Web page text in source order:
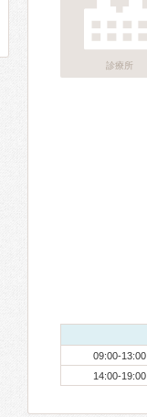
診療所
09:00-13:00
14:00-19:00